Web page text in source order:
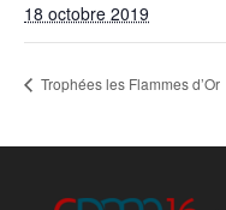
18 octobre 2019
Trophées les Flammes d’Or